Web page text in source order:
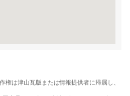
権は津山瓦版または情報提供者に帰属し、